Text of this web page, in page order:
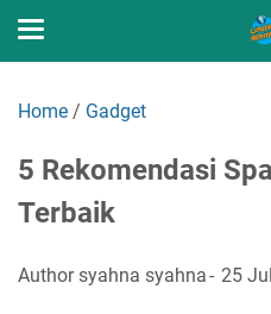
Home / Gadget
5 Rekomendasi
Terbaik
Authorsyahna syahna 25